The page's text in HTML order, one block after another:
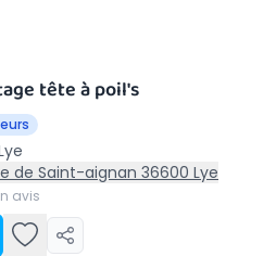
tête à poil's
de Saint-aignan 36600 Lye
avis